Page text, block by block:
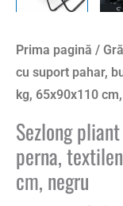
Prima pagină /
cu suport pahar,
kg, 65x90x110
Sezlong
perna,
cm, negru